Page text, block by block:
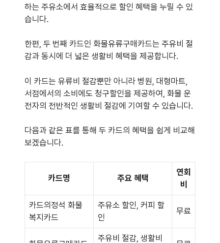
하는 주유소에서 효율적으로 할인 혜택을 누릴 수 있
습니다.
한편, 두 번째 카드인 화물유류구매카드는 주유비 절
감과 동시에 더 넓은 생활비 혜택을 제공합니다.
이 카드는 유류비 절감뿐만 아니라 병원, 대형마트,
서점에서의 소비에도 청구할인을 제공하여, 화물 운
전자의 전반적인 생활비 절감에 기여할 수 있습니다.
다음과 같은 표를 통해 두 카드의 혜택을 쉽게 비교해
보겠습니다.
카드명 주요 혜택
연회
비
카드의정석 화물
복지카드
주유소 할인, 커피 할
인
무료
주유비 절감, 생활비